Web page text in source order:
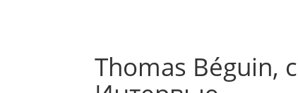
Thomas Béguin,